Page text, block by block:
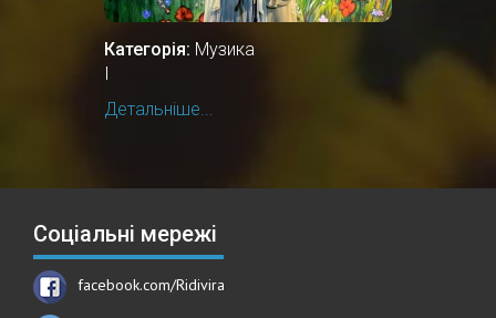
Категорія: Музика
І
Детальніше...
Соціальні мережі
facebook.com/Ridivira